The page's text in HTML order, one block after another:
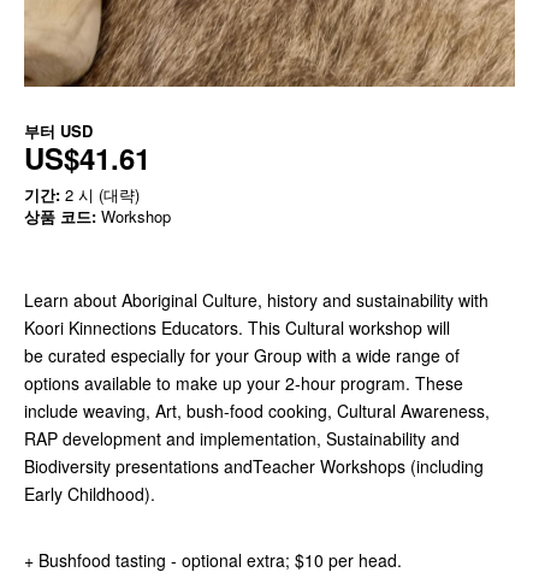
부터 USD
US$41.61
기간: 2 시 (대략)
상품 코드: Workshop
Learn about Aboriginal Culture, history and sustainability with
Koori Kinnections Educators. This Cultural workshop will
be curated especially for your Group with a wide range of
options available to make up your 2-hour program. These
include weaving, Art, bush-food cooking, Cultural Awareness,
RAP development and implementation, Sustainability and
Biodiversity presentations andTeacher Workshops (including
Early Childhood).
+ Bushfood tasting - optional extra; $10 per head.